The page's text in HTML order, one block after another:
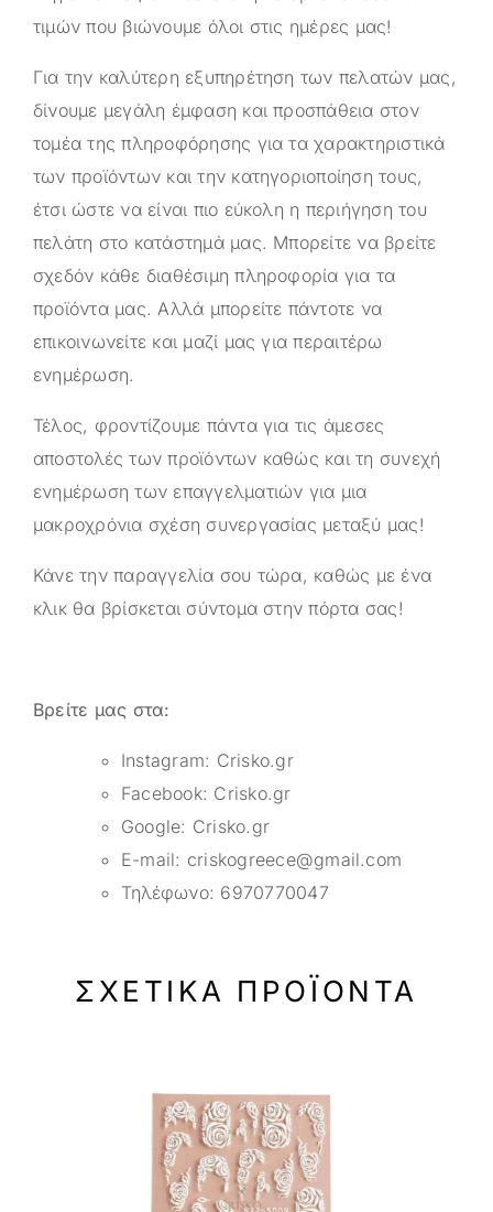
τιμών που βιώνουμε όλοι στις ημέρες μας!
Για την καλύτερη εξυπηρέτηση των πελατών μας,
δίνουμε μεγάλη έμφαση και προσπάθεια στον
τομέα της πληροφόρησης για τα χαρακτηριστικά
των προϊόντων και την κατηγοριοποίηση τους,
έτσι ώστε να είναι πιο εύκολη η περιήγηση του
πελάτη στο κατάστημά μας. Μπορείτε να βρείτε
σχεδόν κάθε διαθέσιμη πληροφορία για τα
προϊόντα μας. Αλλά μπορείτε πάντοτε να
επικοινωνείτε και μαζί μας για περαιτέρω
ενημέρωση.
Τέλος, φροντίζουμε πάντα για τις άμεσες
αποστολές των προϊόντων καθώς και τη συνεχή
ενημέρωση των επαγγελματιών για μια
μακροχρόνια σχέση συνεργασίας μεταξύ μας!
Κάνε την παραγγελία σου τώρα, καθώς με ένα
κλικ θα βρίσκεται σύντομα στην πόρτα σας!
Βρείτε μας στα:
Instagram: Crisko.gr
Facebook: Crisko.gr
Google: Crisko.gr
E-mail: criskogreece@gmail.com
Τηλέφωνο: 6970770047
ΣΧΕΤΙΚΆ ΠΡΟΪΌΝΤΑ